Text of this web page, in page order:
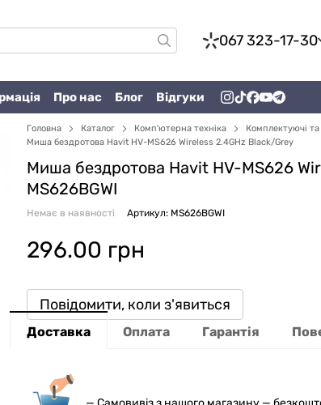
067 323-17-30
Про нас Блог Відгуки
Головна Каталог Комп'ютерна техніка Комплектуючі
Миша бездротова Havit HV-MS626 Wireless 2.4GHz Black/Grey
Миша бездротова Havit HV-MS626
MS626BGWI
Немає в наявності Артикул: MS626BGWI
296.00 грн
Повідомити, коли з'явиться
Доставка Оплата Гарантія